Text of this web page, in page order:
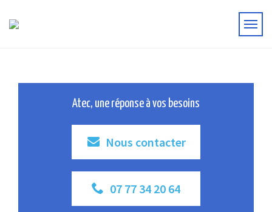
Atec, une réponse à vos besoins
Nous contacter
07 77 34 20 64